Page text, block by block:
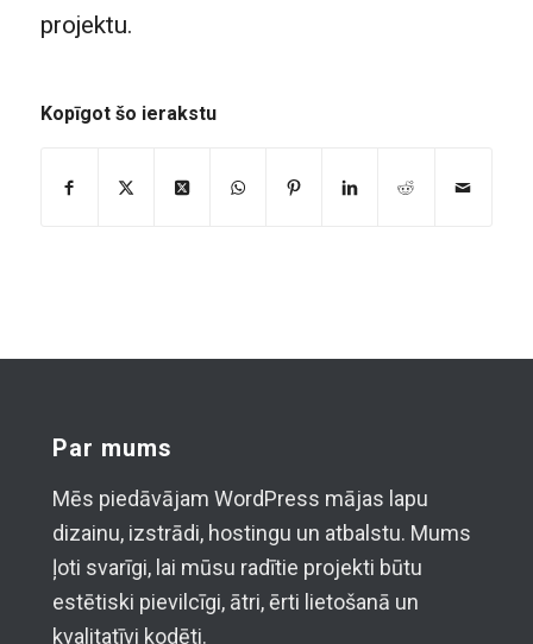
projektu.
Kopīgot šo ierakstu
Par mums
Mēs piedāvājam WordPress mājas lapu
dizainu, izstrādi, hostingu un atbalstu. Mums
ļoti svarīgi, lai mūsu radītie projekti būtu
estētiski pievilcīgi, ātri, ērti lietošanā un
kvalitatīvi kodēti.